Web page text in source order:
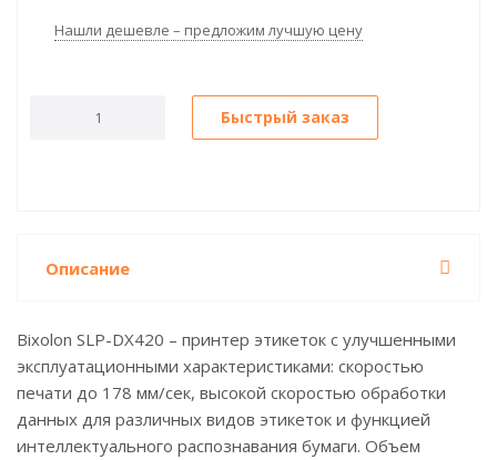
Нашли дешевле – предложим лучшую цену
Быстрый заказ
Описание
Bixolon SLP-DX420 – принтер этикеток с улучшенными
эксплуатационными характеристиками: скоростью
печати до 178 мм/сек, высокой скоростью обработки
данных для различных видов этикеток и функцией
интеллектуального распознавания бумаги. Объем